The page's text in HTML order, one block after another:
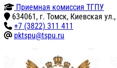
Приемная комиссия ТГПУ
634061, г. Томск, Киевская
+7 (3822) 311 411
pktspu@tspu.ru